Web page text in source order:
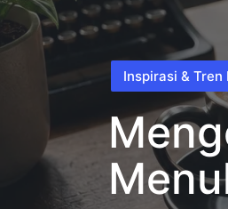
Posted
in
Inspirasi & Tren